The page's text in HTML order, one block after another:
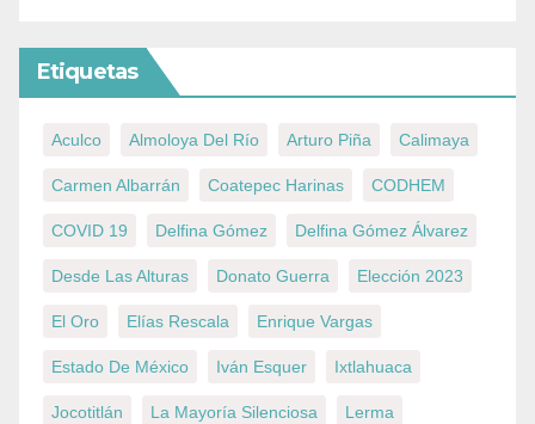
Etiquetas
Aculco Almoloya Del Río Arturo Piña Calimaya
Carmen Albarrán Coatepec Harinas CODHEM
COVID 19 Delfina Gómez Delfina Gómez Álvarez
Desde Las Alturas Donato Guerra Elección 2023
El Oro Elías Rescala Enrique Vargas
Estado De México Iván Esquer Ixtlahuaca
Jocotitlán La Mayoría Silenciosa Lerma